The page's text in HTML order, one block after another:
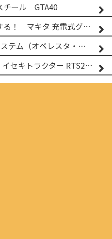
チール GTA40
押すだけフィールドを制覇する！ マキタ 充電式グランドトリマー MUG001G
ISEKI 直進＆旋回アシストシステム（オペレスタ・ターン）搭載 イセキ 乗用田植機 PRJ8D-ZJL
低床トラクターで枝こなし イセキトラクター RTS205NS & フレールモア FNC1202F